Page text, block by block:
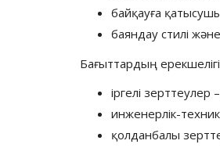
байқауға
баяндау стилі
Бағыттардың
іргелі
инженерлік-
қолданбалы